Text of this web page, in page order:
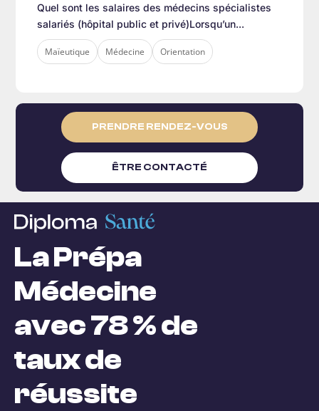
Quel sont les salaires des médecins spécialistes
salariés (hôpital public et privé)Lorsqu’un...
Maïeutique Médecine Orientation
PRENDRE RENDEZ-VOUS
ÊTRE CONTACTÉ
La Prépa
Médecine
avec 78 % de
taux de
réussite